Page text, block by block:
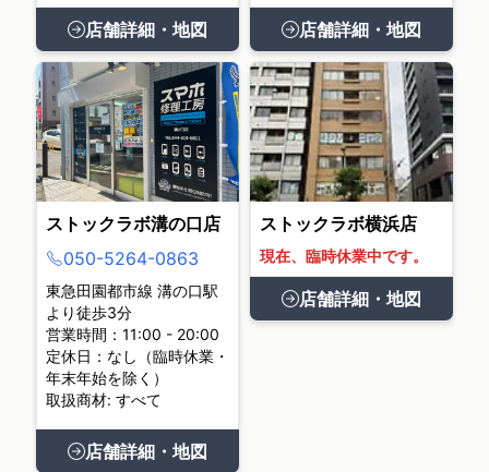
店舗詳細・地図 店舗詳細・地図
ストックラボ溝の口店
050-5264-0863
東急田園都市線 溝の口駅
より徒歩3分
営業時間：11:00 - 20:00
定休日：なし（臨時休業・
年末年始を除く）
取扱商材: すべて
店舗詳細・地図
ストックラボ横浜店
現在、臨時休業中です。
店舗詳細・地図